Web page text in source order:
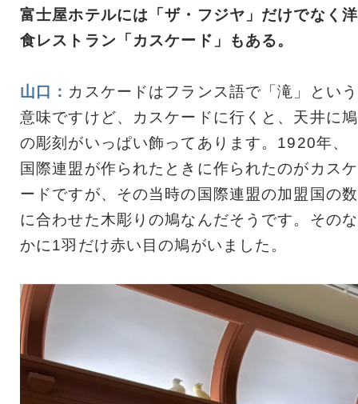
富士屋ホテルには「ザ・フジヤ」だけでなく洋
食レストラン「カスケード」もある。
山口： カスケードはフランス語で「滝」という
意味ですけど、カスケードに行くと、天井に鳩
の彫刻がいっぱい飾ってあります。1920年、
国際連盟が作られたときに作られたのがカスケ
ードですが、その当時の国際連盟の加盟国の数
に合わせた木彫りの鳩なんだそうです。そのな
かに1羽だけ赤い目の鳩がいました。